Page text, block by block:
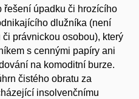
řešení úpadku či hrozícího
dlužníka (není
právnickou osobou), který
s cennými papíry ani
na komoditní burze.
čistého obratu za
insolvenčnímu